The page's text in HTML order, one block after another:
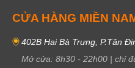
CỬA HÀNG MIỀN
402B Hai Bà Trưng, P.Tân
Mở cửa: 8h30 - 22h00 | chỉ